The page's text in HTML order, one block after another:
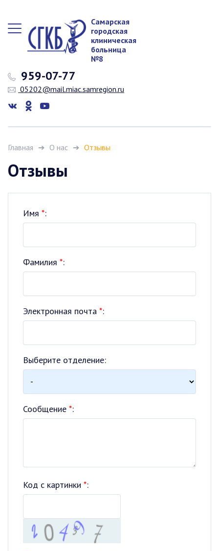
Самарская
городская
клиническая
больница
№8
959-07-77
05202@mail.miac.samregion.ru
Главная О нас Отзывы
Отзывы
Имя *:
Фамилия *:
Электронная почта *:
Выберите отделение:
Сообщение *:
Код с картинки *: